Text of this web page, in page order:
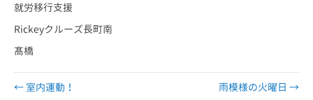
就労移行支援
Rickeyクルーズ長町南
髙橋
← 室内運動！ 雨模様の火曜日 →